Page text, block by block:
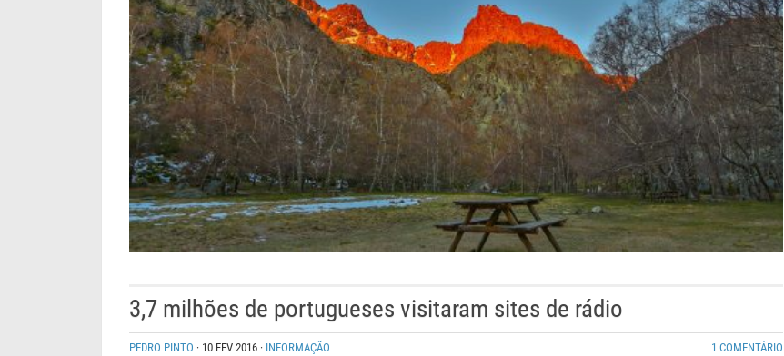
3,7 milhões de portugueses visitaram sites de rádio
PEDRO PINTO · 10 FEV 2016 · INFORMAÇÃO 1 COMENTÁRIO